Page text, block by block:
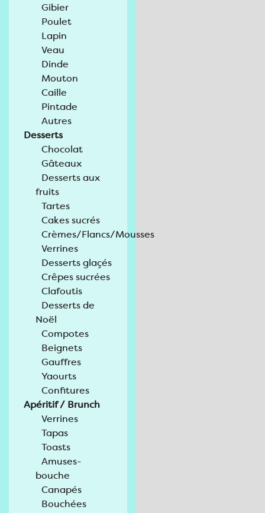
Gibier
Poulet
Lapin
Veau
Dinde
Mouton
Caille
Pintade
Autres
Desserts
Chocolat
Gâteaux
Desserts aux
fruits
Tartes
Cakes sucrés
Crèmes/Flancs/Mousses
Verrines
Desserts glaçés
Crêpes sucrées
Clafoutis
Desserts de
Noël
Compotes
Beignets
Gauffres
Yaourts
Confitures
Apéritif / Brunch
Verrines
Tapas
Toasts
Amuses-
bouche
Canapés
Bouchées